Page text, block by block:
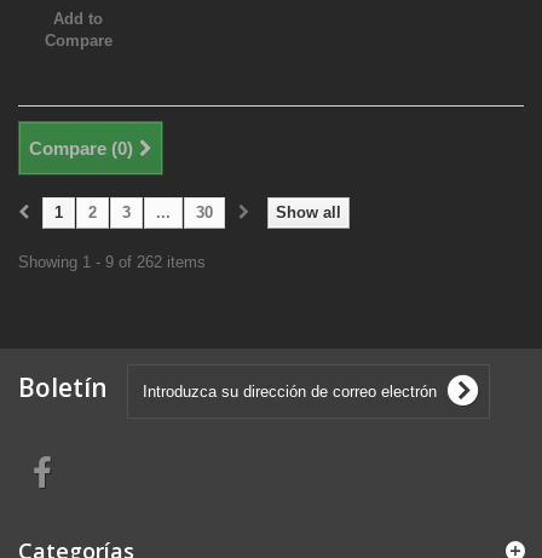
Add to
Compare
Compare (0)
Show all
1 2 3 ... 30
Showing 1 - 9 of 262 items
Boletín
Categorías